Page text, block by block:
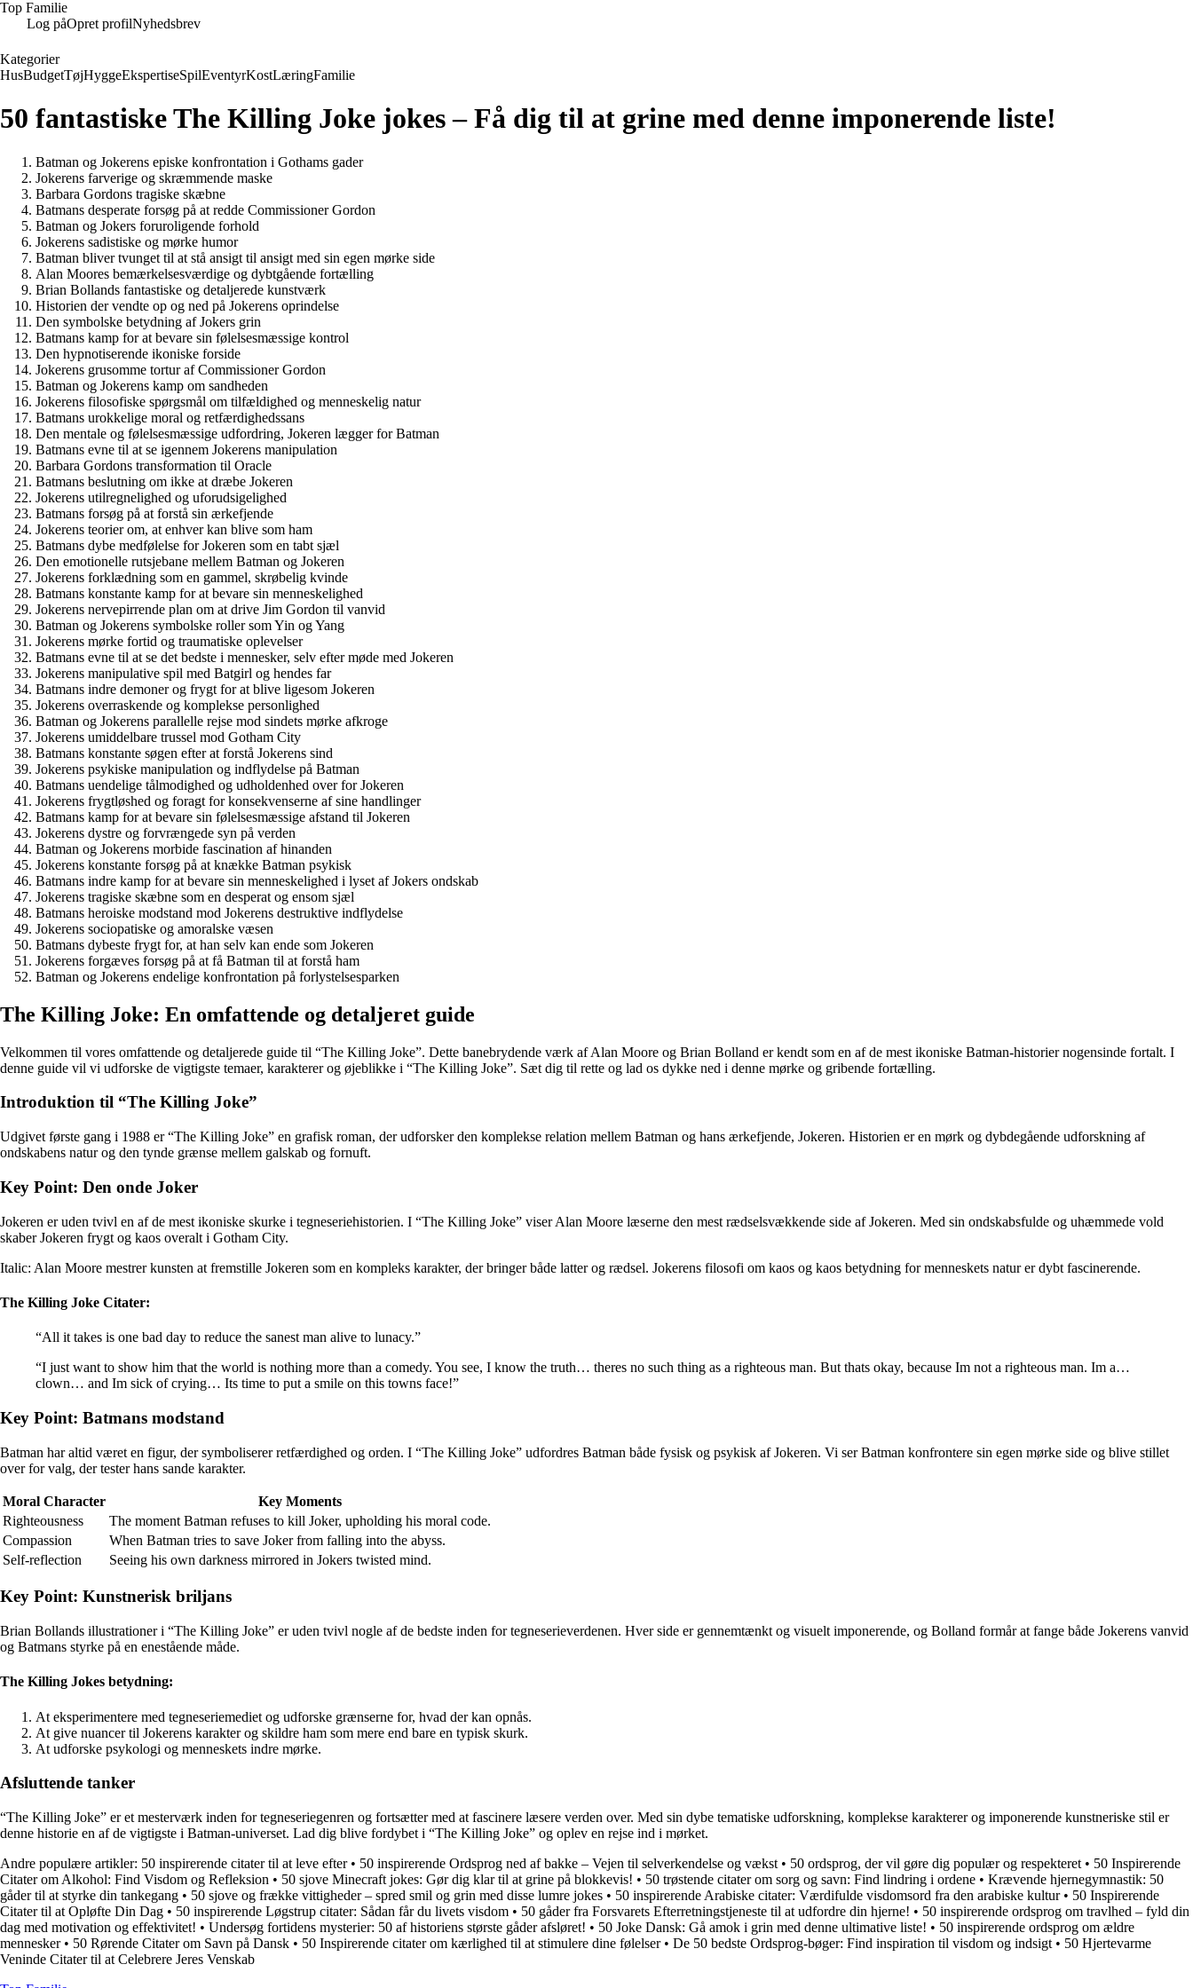
Top Familie
Log påOpret profilNyhedsbrev
Kategorier
HusBudgetTøjHyggeEkspertiseSpilEventyrKostLæringFamilie
50 fantastiske The Killing Joke jokes – Få dig til at grine med denne imponerende liste!
Batman og Jokerens episke konfrontation i Gothams gader
Jokerens farverige og skræmmende maske
Barbara Gordons tragiske skæbne
Batmans desperate forsøg på at redde Commissioner Gordon
Batman og Jokers foruroligende forhold
Jokerens sadistiske og mørke humor
Batman bliver tvunget til at stå ansigt til ansigt med sin egen mørke side
Alan Moores bemærkelsesværdige og dybtgående fortælling
Brian Bollands fantastiske og detaljerede kunstværk
Historien der vendte op og ned på Jokerens oprindelse
Den symbolske betydning af Jokers grin
Batmans kamp for at bevare sin følelsesmæssige kontrol
Den hypnotiserende ikoniske forside
Jokerens grusomme tortur af Commissioner Gordon
Batman og Jokerens kamp om sandheden
Jokerens filosofiske spørgsmål om tilfældighed og menneskelig natur
Batmans urokkelige moral og retfærdighedssans
Den mentale og følelsesmæssige udfordring, Jokeren lægger for Batman
Batmans evne til at se igennem Jokerens manipulation
Barbara Gordons transformation til Oracle
Batmans beslutning om ikke at dræbe Jokeren
Jokerens utilregnelighed og uforudsigelighed
Batmans forsøg på at forstå sin ærkefjende
Jokerens teorier om, at enhver kan blive som ham
Batmans dybe medfølelse for Jokeren som en tabt sjæl
Den emotionelle rutsjebane mellem Batman og Jokeren
Jokerens forklædning som en gammel, skrøbelig kvinde
Batmans konstante kamp for at bevare sin menneskelighed
Jokerens nervepirrende plan om at drive Jim Gordon til vanvid
Batman og Jokerens symbolske roller som Yin og Yang
Jokerens mørke fortid og traumatiske oplevelser
Batmans evne til at se det bedste i mennesker, selv efter møde med Jokeren
Jokerens manipulative spil med Batgirl og hendes far
Batmans indre demoner og frygt for at blive ligesom Jokeren
Jokerens overraskende og komplekse personlighed
Batman og Jokerens parallelle rejse mod sindets mørke afkroge
Jokerens umiddelbare trussel mod Gotham City
Batmans konstante søgen efter at forstå Jokerens sind
Jokerens psykiske manipulation og indflydelse på Batman
Batmans uendelige tålmodighed og udholdenhed over for Jokeren
Jokerens frygtløshed og foragt for konsekvenserne af sine handlinger
Batmans kamp for at bevare sin følelsesmæssige afstand til Jokeren
Jokerens dystre og forvrængede syn på verden
Batman og Jokerens morbide fascination af hinanden
Jokerens konstante forsøg på at knække Batman psykisk
Batmans indre kamp for at bevare sin menneskelighed i lyset af Jokers ondskab
Jokerens tragiske skæbne som en desperat og ensom sjæl
Batmans heroiske modstand mod Jokerens destruktive indflydelse
Jokerens sociopatiske og amoralske væsen
Batmans dybeste frygt for, at han selv kan ende som Jokeren
Jokerens forgæves forsøg på at få Batman til at forstå ham
Batman og Jokerens endelige konfrontation på forlystelsesparken
The Killing Joke: En omfattende og detaljeret guide
Velkommen til vores omfattende og detaljerede guide til “The Killing Joke”. Dette banebrydende værk af Alan Moore og Brian Bolland er kendt som en af de mest ikoniske Batman-historier nogensinde fortalt. I
denne guide vil vi udforske de vigtigste temaer, karakterer og øjeblikke i “The Killing Joke”. Sæt dig til rette og lad os dykke ned i denne mørke og gribende fortælling.
Introduktion til “The Killing Joke”
Udgivet første gang i 1988 er “The Killing Joke” en grafisk roman, der udforsker den komplekse relation mellem Batman og hans ærkefjende, Jokeren. Historien er en mørk og dybdegående udforskning af
ondskabens natur og den tynde grænse mellem galskab og fornuft.
Key Point: Den onde Joker
Jokeren er uden tvivl en af de mest ikoniske skurke i tegneseriehistorien. I “The Killing Joke” viser Alan Moore læserne den mest rædselsvækkende side af Jokeren. Med sin ondskabsfulde og uhæmmede vold
skaber Jokeren frygt og kaos overalt i Gotham City.
Italic: Alan Moore mestrer kunsten at fremstille Jokeren som en kompleks karakter, der bringer både latter og rædsel. Jokerens filosofi om kaos og kaos betydning for menneskets natur er dybt fascinerende.
The Killing Joke Citater:
“All it takes is one bad day to reduce the sanest man alive to lunacy.”
“I just want to show him that the world is nothing more than a comedy. You see, I know the truth… theres no such thing as a righteous man. But thats okay, because Im not a righteous man. Im a…
clown… and Im sick of crying… Its time to put a smile on this towns face!”
Key Point: Batmans modstand
Batman har altid været en figur, der symboliserer retfærdighed og orden. I “The Killing Joke” udfordres Batman både fysisk og psykisk af Jokeren. Vi ser Batman konfrontere sin egen mørke side og blive stillet
over for valg, der tester hans sande karakter.
Moral Character
Key Moments
Righteousness
The moment Batman refuses to kill Joker, upholding his moral code.
Compassion
When Batman tries to save Joker from falling into the abyss.
Self-reflection
Seeing his own darkness mirrored in Jokers twisted mind.
Key Point: Kunstnerisk briljans
Brian Bollands illustrationer i “The Killing Joke” er uden tvivl nogle af de bedste inden for tegneserieverdenen. Hver side er gennemtænkt og visuelt imponerende, og Bolland formår at fange både Jokerens vanvid
og Batmans styrke på en enestående måde.
The Killing Jokes betydning:
At eksperimentere med tegneseriemediet og udforske grænserne for, hvad der kan opnås.
At give nuancer til Jokerens karakter og skildre ham som mere end bare en typisk skurk.
At udforske psykologi og menneskets indre mørke.
Afsluttende tanker
“The Killing Joke” er et mesterværk inden for tegneseriegenren og fortsætter med at fascinere læsere verden over. Med sin dybe tematiske udforskning, komplekse karakterer og imponerende kunstneriske stil er
denne historie en af de vigtigste i Batman-universet. Lad dig blive fordybet i “The Killing Joke” og oplev en rejse ind i mørket.
Andre populære artikler: 50 inspirerende citater til at leve efter• 50 inspirerende Ordsprog ned af bakke – Vejen til selverkendelse og vækst • 50 ordsprog, der vil gøre dig populær og respekteret • 50 Inspirerende
Citater om Alkohol: Find Visdom og Refleksion • 50 sjove Minecraft jokes: Gør dig klar til at grine på blokkevis! • 50 trøstende citater om sorg og savn: Find lindring i ordene • Krævende hjernegymnastik: 50
gåder til at styrke din tankegang • 50 sjove og frække vittigheder – spred smil og grin med disse lumre jokes • 50 inspirerende Arabiske citater: Værdifulde visdomsord fra den arabiske kultur• 50 Inspirerende
Citater til at Opløfte Din Dag • 50 inspirerende Løgstrup citater: Sådan får du livets visdom • 50 gåder fra Forsvarets Efterretningstjeneste til at udfordre din hjerne! • 50 inspirerende ordsprog om travlhed – fyld din
dag med motivation og effektivitet! • Undersøg fortidens mysterier: 50 af historiens største gåder afsløret! • 50 Joke Dansk: Gå amok i grin med denne ultimative liste! • 50 inspirerende ordsprog om ældre
mennesker• 50 Rørende Citater om Savn på Dansk • 50 Inspirerende citater om kærlighed til at stimulere dine følelser• De 50 bedste Ordsprog-bøger: Find inspiration til visdom og indsigt • 50 Hjertevarme
Veninde Citater til at Celebrere Jeres Venskab